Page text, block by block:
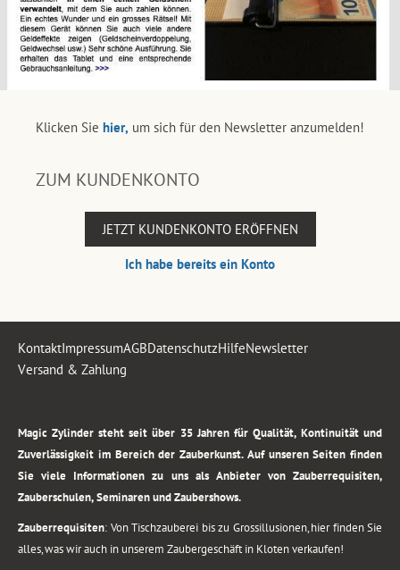
Klicken Sie hier, um sich für den Newsletter anzumelden!
ZUM KUNDENKONTO
JETZT KUNDENKONTO ERÖFFNEN
Ich habe bereits ein Konto
KontaktImpressumAGBDatenschutzHilfeNewsletter
Versand & Zahlung
Magic Zylinder steht seit über 35 Jahren für Qualität, Kontinuität und
Zuverlässigkeit im Bereich der Zauberkunst. Auf unseren Seiten finden
Sie viele Informationen zu uns als Anbieter von Zauberrequisiten,
Zauberschulen, Seminaren und Zaubershows.
Zauberrequisiten: Von Tischzauberei bis zu Grossillusionen, hier finden Sie
alles, was wir auch in unserem Zaubergeschäft in Kloten verkaufen!